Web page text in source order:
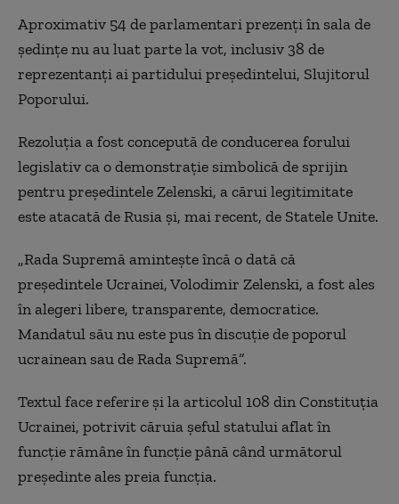
Aproximativ 54 de parlamentari prezenţi în sala de
şedinţe nu au luat parte la vot, inclusiv 38 de
reprezentanţi ai partidului preşedintelui, Slujitorul
Poporului.
Rezoluţia a fost concepută de conducerea forului
legislativ ca o demonstraţie simbolică de sprijin
pentru preşedintele Zelenski, a cărui legitimitate
este atacată de Rusia şi, mai recent, de Statele Unite.
„Rada Supremă aminteşte încă o dată că
preşedintele Ucrainei, Volodimir Zelenski, a fost ales
în alegeri libere, transparente, democratice.
Mandatul său nu este pus în discuţie de poporul
ucrainean sau de Rada Supremă”.
Textul face referire şi la articolul 108 din Constituţia
Ucrainei, potrivit căruia şeful statului aflat în
funcţie rămâne în funcţie până când următorul
preşedinte ales preia funcţia.